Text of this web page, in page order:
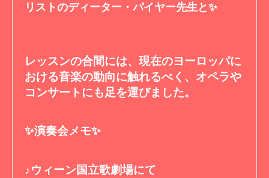
リストのディーター・パイヤー先生と✨
レッスンの合間には、現在のヨーロッパに
おける音楽の動向に触れるべく、オペラや
コンサートにも足を運びました。
✨演奏会メモ✨
♪ウィーン国立歌劇場にて